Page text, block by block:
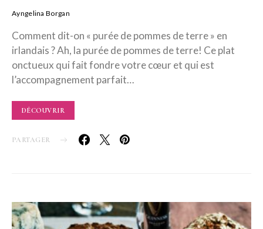
Ayngelina Borgan
Comment dit-on « purée de pommes de terre » en
irlandais ? Ah, la purée de pommes de terre! Ce plat
onctueux qui fait fondre votre cœur et qui est
l’accompagnement parfait…
DÉCOUVRIR
PARTAGER